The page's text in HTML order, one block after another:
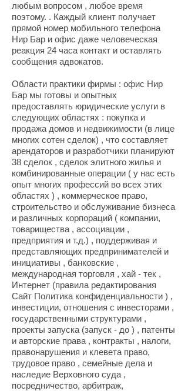
любым вопросом , любое время
поэтому. . Каждый клиент получает
прямой номер мобильного телефона
Нир Бар и офис даже человеческая
реакция 24 часа контакт и оставлять
сообщения адвокатов.
Области практики фирмы : офис Нир
Бар мы готовы и опытных
предоставлять юридические услуги в
следующих областях : покупка и
продажа домов и недвижимости (в лице
многих сотен сделок) , что составляет
арендаторов и разработчики планируют
38 сделок , сделок элитного жилья и
комбинированные операции ( у нас есть
опыт многих профессий во всех этих
областях ) , коммерческое право,
строительство и обслуживание бизнеса
и различных корпораций ( компании,
товарищества , ассоциации ,
предприятия и т.д.) , поддерживая и
представляющих предпринимателей и
инициативы , банковские ,
международная торговля , хай - тек ,
Интернет (правила редактирования
Сайт Политика конфиденциальности ) ,
инвестиции, отношения с инвесторами ,
государственными структурами ,
проекты запуска (запуск - до ) , патенты
и авторские права , контракты , налоги,
правонарушения и клевета право,
трудовое право , семейные дела и
наследие Верховного суда ,
посредничество, арбитраж,